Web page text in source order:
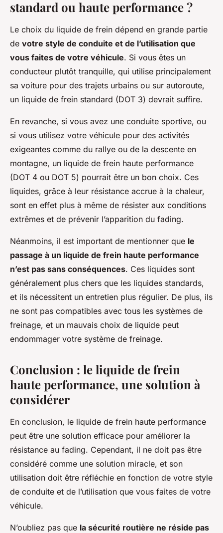
standard ou haute performance ?
Le choix du liquide de frein dépend en grande partie
de votre style de conduite et de l’utilisation que
vous faites de votre véhicule. Si vous êtes un
conducteur plutôt tranquille, qui utilise principalement
sa voiture pour des trajets urbains ou sur autoroute,
un liquide de frein standard (DOT 3) devrait suffire.
En revanche, si vous avez une conduite sportive, ou
si vous utilisez votre véhicule pour des activités
exigeantes comme du rallye ou de la descente en
montagne, un liquide de frein haute performance
(DOT 4 ou DOT 5) pourrait être un bon choix. Ces
liquides, grâce à leur résistance accrue à la chaleur,
sont en effet plus à même de résister aux conditions
extrêmes et de prévenir l’apparition du fading.
Néanmoins, il est important de mentionner que le
passage à un liquide de frein haute performance
n’est pas sans conséquences. Ces liquides sont
généralement plus chers que les liquides standards,
et ils nécessitent un entretien plus régulier. De plus, ils
ne sont pas compatibles avec tous les systèmes de
freinage, et un mauvais choix de liquide peut
endommager votre système de freinage.
Conclusion : le liquide de frein
haute performance, une solution à
considérer
En conclusion, le liquide de frein haute performance
peut être une solution efficace pour améliorer la
résistance au fading. Cependant, il ne doit pas être
considéré comme une solution miracle, et son
utilisation doit être réfléchie en fonction de votre style
de conduite et de l’utilisation que vous faites de votre
véhicule.
N’oubliez pas que la sécurité routière ne réside pas